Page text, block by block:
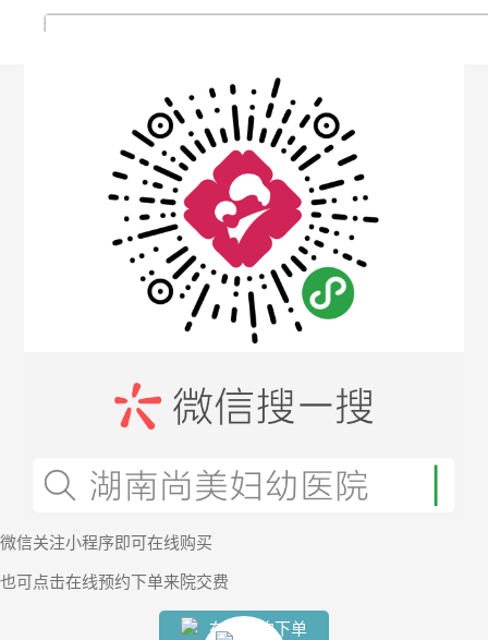
微信关注小程序即可在线购买
也可 点击在线预约下单来院交费
在线预约下单